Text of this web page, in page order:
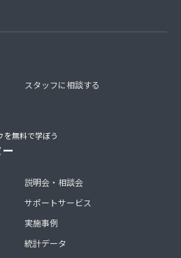
スタッフに相談する
を無料で学ぼう
説明会・相談会
サポートサービス
実施事例
統計データ